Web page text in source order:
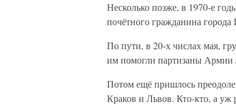
Несколько позже, в 1970-е
почётного гражданина
По пути, в 20-х числах мая,
им помогли партизаны
Потом ещё пришлось
Краков и Львов. Кто-кто, а уж